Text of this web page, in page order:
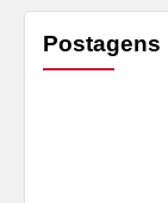
Postagens